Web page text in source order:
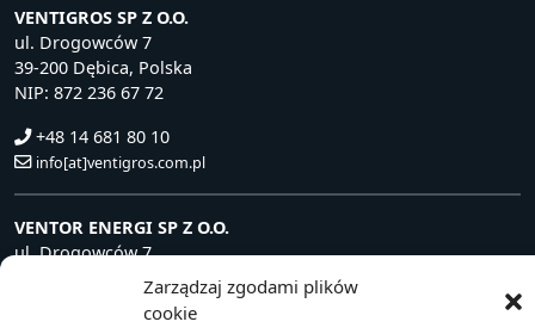
Zarządzaj zgodami plików
cookie
VENTIGROS SP Z O.O.
ul. Drogowców 7
39-200 Dębica, Polska
NIP: 872 236 67 72
+48 14 681 80 10
info[at]ventigros.com.pl
VENTOR ENERGI SP Z O.O.
ul. Drogowców 7
39-200 Dębica, Polska